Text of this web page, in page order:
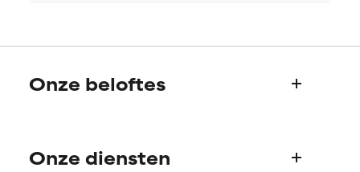
Onze beloftes
Paula's verhaal
Onze diensten